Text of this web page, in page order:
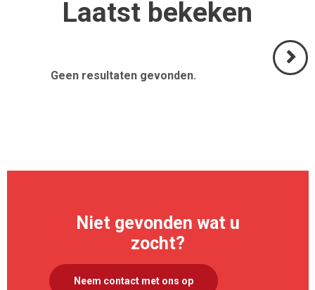
Laatst bekeken
Geen resultaten gevonden.
Niet gevonden wat u
zocht?
Neem contact met ons op